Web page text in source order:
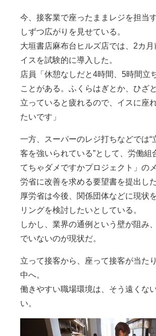
今、接客業で座ったままレジを担当
しずつ広がりを見せている。
大垣書店麻布台ヒルズ店では、2カ月
イスを試験的に導入した。
店員「休憩なしだと4時間、5時間立
ことがある。ふくらはぎとか、ひざ
立っていると疲れるので、イスに座
たいです」
一方、スーパーのレジ打ちなどでは“
客を強いられている”として、労働組
てちゃダメですかプロジェクト」の
労省に改善を求める要望書を提出した
厚労省は今後、関係団体などに現状
リングを検討したいとしている。
しかし、業界の通例という壁が阻み
でいないのが現状だ。
立って接客から、座って接客が当た
中へ。
働きやすい職場環境は、そう遠くな
い。